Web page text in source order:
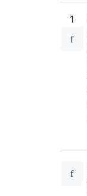
1